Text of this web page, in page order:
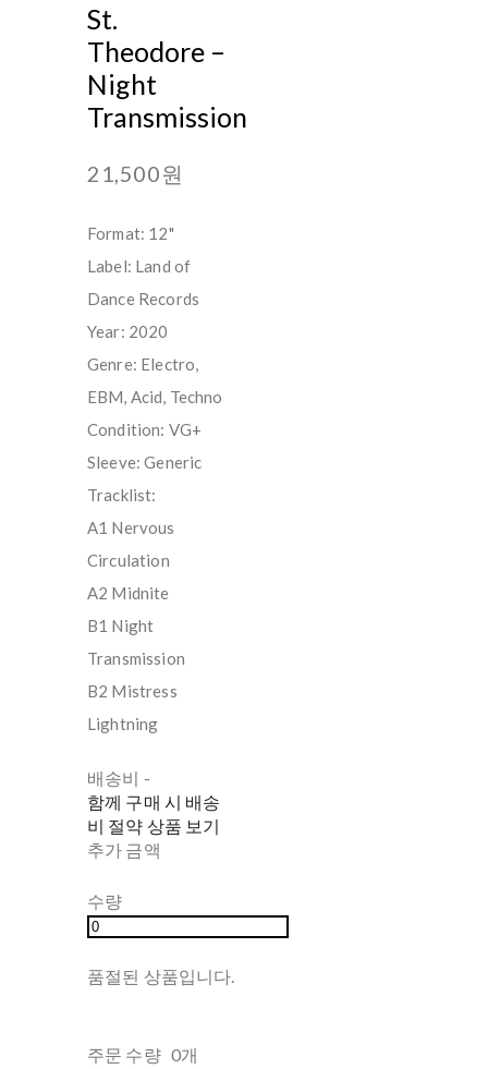
St.
Theodore ‎–
Night
Transmission
21,500원
Format: 12"
Label: Land of
Dance Records
Year: 2020
Genre: Electro,
EBM, Acid, Techno
Condition: VG+
Sleeve: Generic
Tracklist:
A1 Nervous
Circulation
A2 Midnite
B1 Night
Transmission
B2 Mistress
Lightning
배송비 -
함께 구매 시 배송
비 절약 상품 보기
추가 금액
수량
품절된 상품입니다.
주문 수량 0개